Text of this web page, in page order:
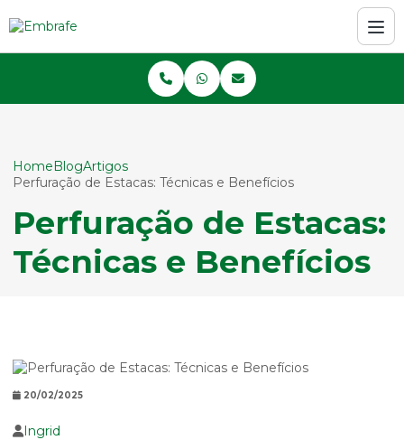
HomeBlogArtigos
Perfuração de Estacas: Técnicas e Benefícios
Perfuração de Estacas:
Técnicas e Benefícios
20/02/2025
Ingrid